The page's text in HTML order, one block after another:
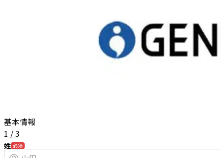
基本情報
1 /3
姓 必須